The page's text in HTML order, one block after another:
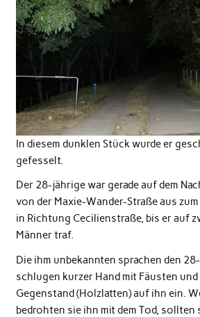
In diesem dunklen Stück wurde er
gefesselt.
Der 28-jährige war gerade auf dem
von der Maxie-Wander-Straße aus
in Richtung Cecilienstraße, bis er auf
Männer traf.
Die ihm unbekannten sprachen den
schlugen kurzer Hand mit Fäusten
Gegenstand (Holzlatten) auf ihn ein.
bedrohten sie ihn mit dem Tod, sollten